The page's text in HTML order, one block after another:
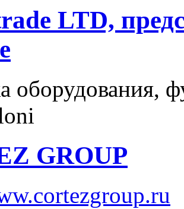
LTD,
оборудования,
GROUP